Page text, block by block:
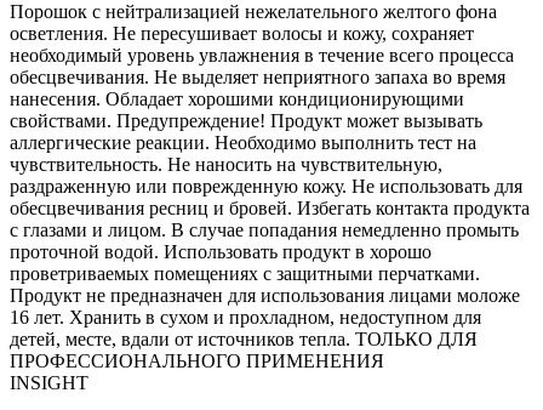
Порошок с нейтрализацией нежелательного желтого фона
осветления. Не пересушивает волосы и кожу, сохраняет
необходимый уровень увлажнения в течение всего процесса
обесцвечивания. Не выделяет неприятного запаха во время
нанесения. Обладает хорошими кондиционирующими
свойствами. Предупреждение! Продукт может вызывать
аллергические реакции. Необходимо выполнить тест на
чувствительность. Не наносить на чувствительную,
раздраженную или поврежденную кожу. Не использовать для
обесцвечивания ресниц и бровей. Избегать контакта продукта
с глазами и лицом. В случае попадания немедленно промыть
проточной водой. Использовать продукт в хорошо
проветриваемых помещениях с защитными перчатками.
Продукт не предназначен для использования лицами моложе
16 лет. Хранить в сухом и прохладном, недоступном для
детей, месте, вдали от источников тепла. ТОЛЬКО ДЛЯ
ПРОФЕССИОНАЛЬНОГО ПРИМЕНЕНИЯ
INSIGHT